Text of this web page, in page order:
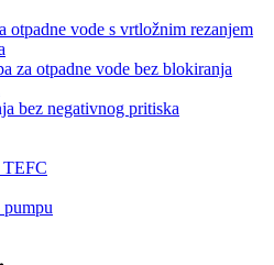
otpadne vode s vrtložnim rezanjem
za otpadne vode bez blokiranja
bez negativnog pritiska
TEFC